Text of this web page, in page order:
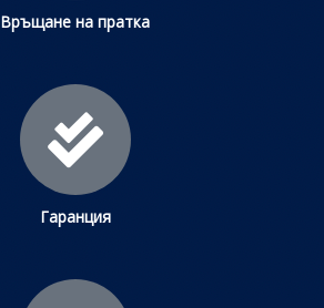
Връщане на пратка
Гаранция